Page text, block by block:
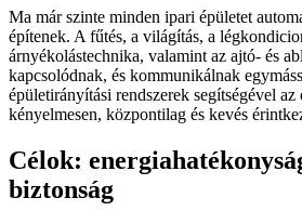
Ma már szinte minden ipari épületet
építenek. A fűtés, a világítás, a
árnyékolástechnika, valamint az ajtó- és
kapcsolódnak, és kommunikálnak
épületirányítási rendszerek segítségével
kényelmesen, központilag és kevés
Célok:
biztonság